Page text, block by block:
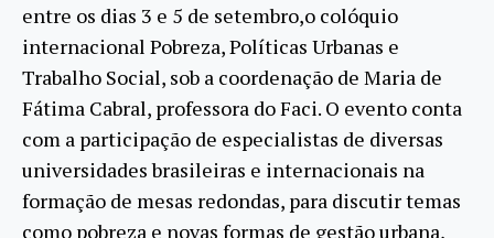
entre os dias 3 e 5 de setembro,o colóquio
internacional Pobreza, Políticas Urbanas e
Trabalho Social, sob a coordenação de Maria de
Fátima Cabral, professora do Faci. O evento conta
com a participação de especialistas de diversas
universidades brasileiras e internacionais na
formação de mesas redondas, para discutir temas
como pobreza e novas formas de gestão urbana,